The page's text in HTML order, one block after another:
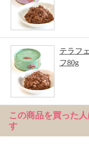
テラフ
フ80g
この商品を買った
す